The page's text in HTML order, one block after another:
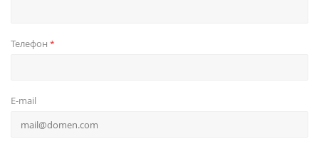
Телефон *
E-mail